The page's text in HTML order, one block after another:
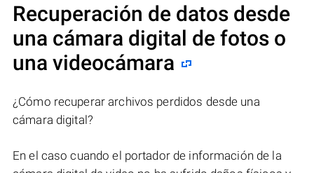
Recuperación de datos desde
una cámara digital de fotos o
una videocámara
¿Cómo recuperar archivos perdidos desde una
cámara digital?
En el caso cuando el portador de información de la